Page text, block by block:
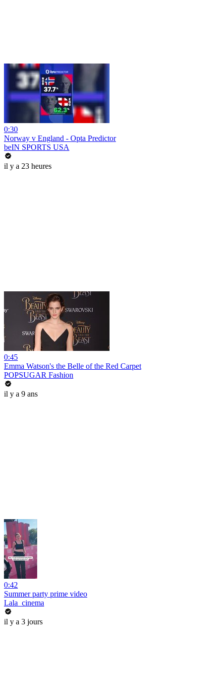
0:30
Norway v England - Opta Predictor
beIN SPORTS USA
il y a 23 heures
0:45
Emma Watson's the Belle of the Red Carpet
POPSUGAR Fashion
il y a 9 ans
0:42
Summer party prime video
Lala_cinema
il y a 3 jours